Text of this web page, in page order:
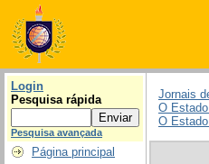
Login
Pesquisa rápida
Pesquisa avançada
Página principal
Jornais
O
O